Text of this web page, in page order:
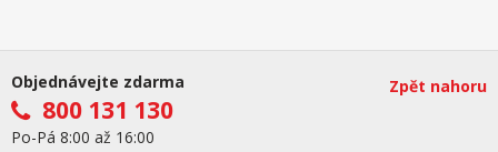
Objednávejte zdarma
800 131 130
Po-Pá 8:00 až 16:00
Zpět nahoru